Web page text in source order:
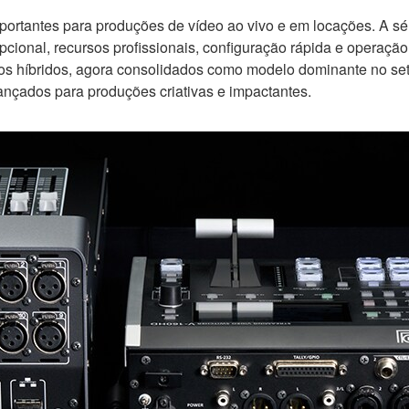
para produções de vídeo ao vivo e em locações. A
recursos profissionais, configuração rápida e
híbridos, agora consolidados como modelo dominante no
para produções criativas e impactantes.